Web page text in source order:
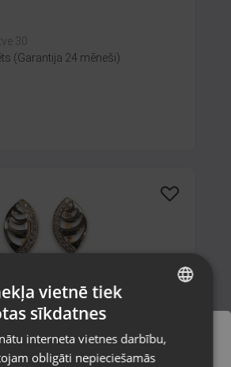
30
(Garantija 24 mēneši)
k-3
(Garantija 24 mēneši)
RUSSIAN
vietnē tiek
sīkdatnes
interneta vietnes darbību,
obligāti nepieciešamās